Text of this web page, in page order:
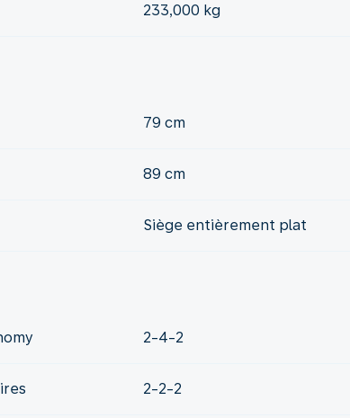
233,000 kg
79 cm
89 cm
Siège entièrement plat
2-4-2
2-2-2